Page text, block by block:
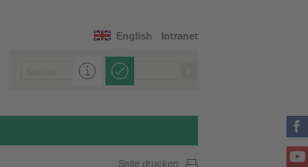
Intranet
English
Seite drucken